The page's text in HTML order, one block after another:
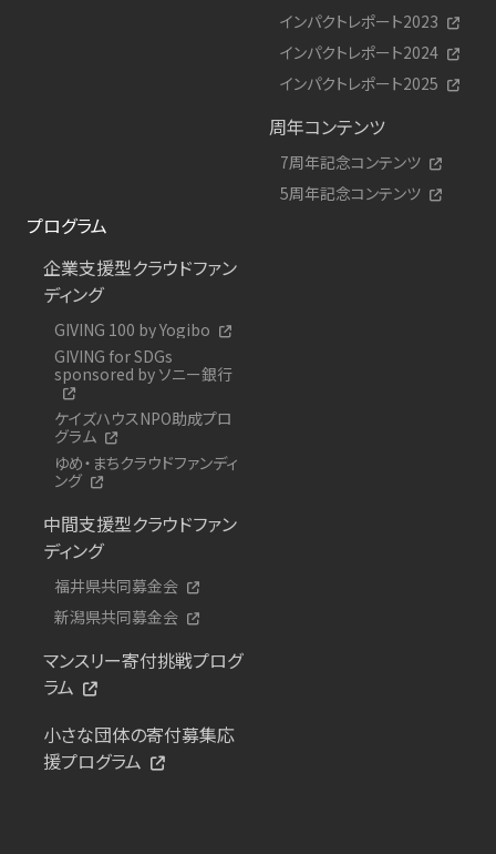
インパクトレポート2023
インパクトレポート2024
インパクトレポート2025
周年コンテンツ
7周年記念コンテンツ
5周年記念コンテンツ
プログラム
企業支援型クラウドファン
ディング
GIVING 100 by Yogibo
GIVING for SDGs
sponsored by ソニー銀行
ケイズハウスNPO助成プロ
グラム
ゆめ・まちクラウドファンディ
ング
中間支援型クラウドファン
ディング
福井県共同募金会
新潟県共同募金会
マンスリー寄付挑戦プログ
ラム
小さな団体の寄付募集応
援プログラム